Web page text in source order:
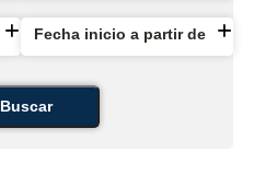
Fecha inicio a partir de
Buscar